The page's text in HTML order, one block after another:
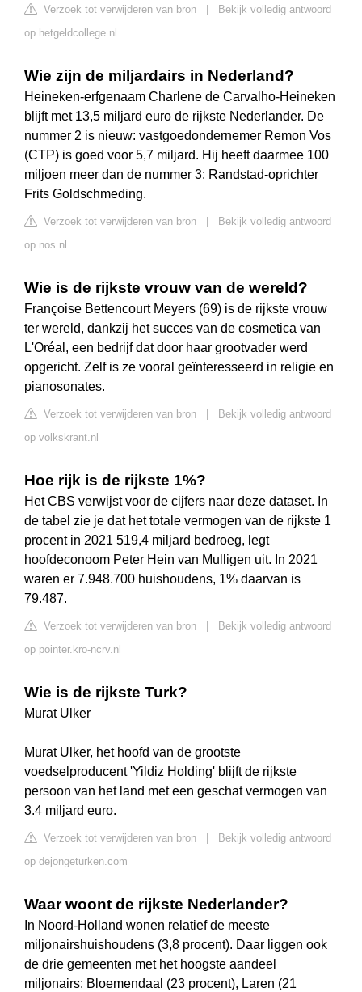
Verzoek tot verwijderen van bron
Bekijk volledig antwoord
op hetgeldcollege.nl
Wie zijn de miljardairs in Nederland?
Heineken-erfgenaam Charlene de Carvalho-Heineken
blijft met 13,5 miljard euro de rijkste Nederlander. De
nummer 2 is nieuw: vastgoedondernemer Remon Vos
(CTP) is goed voor 5,7 miljard. Hij heeft daarmee 100
miljoen meer dan de nummer 3: Randstad-oprichter
Frits Goldschmeding.
Verzoek tot verwijderen van bron
Bekijk volledig antwoord
op nos.nl
Wie is de rijkste vrouw van de wereld?
Françoise Bettencourt Meyers (69) is de rijkste vrouw
ter wereld, dankzij het succes van de cosmetica van
L'Oréal, een bedrijf dat door haar grootvader werd
opgericht. Zelf is ze vooral geïnteresseerd in religie en
pianosonates.
Verzoek tot verwijderen van bron
Bekijk volledig antwoord
op volkskrant.nl
Hoe rijk is de rijkste 1%?
Het CBS verwijst voor de cijfers naar deze dataset. In
de tabel zie je dat het totale vermogen van de rijkste 1
procent in 2021 519,4 miljard bedroeg, legt
hoofdeconoom Peter Hein van Mulligen uit. In 2021
waren er 7.948.700 huishoudens, 1% daarvan is
79.487.
Verzoek tot verwijderen van bron
Bekijk volledig antwoord
op pointer.kro-ncrv.nl
Wie is de rijkste Turk?
Murat Ulker
Murat Ulker, het hoofd van de grootste
voedselproducent 'Yildiz Holding' blijft de rijkste
persoon van het land met een geschat vermogen van
3.4 miljard euro.
Verzoek tot verwijderen van bron
Bekijk volledig antwoord
op dejongeturken.com
Waar woont de rijkste Nederlander?
In Noord-Holland wonen relatief de meeste
miljonairshuishoudens (3,8 procent). Daar liggen ook
de drie gemeenten met het hoogste aandeel
miljonairs: Bloemendaal (23 procent), Laren (21